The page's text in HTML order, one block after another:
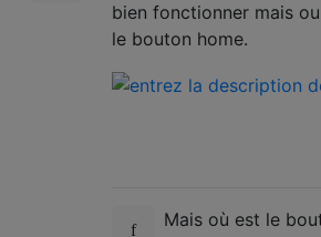
bien fonctionner mais
le bouton home.
Mais où est le